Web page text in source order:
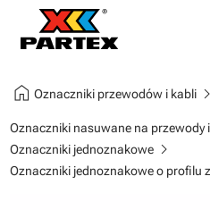
home Oznaczniki przewodów i kablichevron_right
Oznaczniki nasuwane na przewody
Oznaczniki jednoznakowechevron_right
Oznaczniki jednoznakowe o profilu